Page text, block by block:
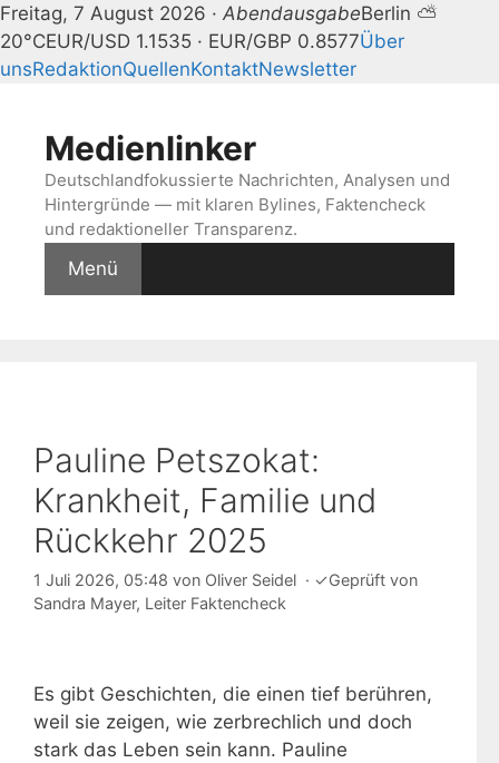
Freitag, 7 August 2026 · AbendausgabeBerlin ⛅
20°CEUR/USD 1.1535 · EUR/GBP 0.8577Über
unsRedaktionQuellenKontaktNewsletter
springenMedienlinker
Deutschlandfokussierte Nachrichten, Analysen und
Hintergründe — mit klaren Bylines, Faktencheck
und redaktioneller Transparenz.
Menü
Pauline Petszokat:
Krankheit, Familie und
Rückkehr 2025
1 Juli 2026, 05:48 von Oliver Seidel · ✓Geprüft von
Sandra Mayer, Leiter Faktencheck
Es gibt Geschichten, die einen tief berühren,
weil sie zeigen, wie zerbrechlich und doch
stark das Leben sein kann. Pauline